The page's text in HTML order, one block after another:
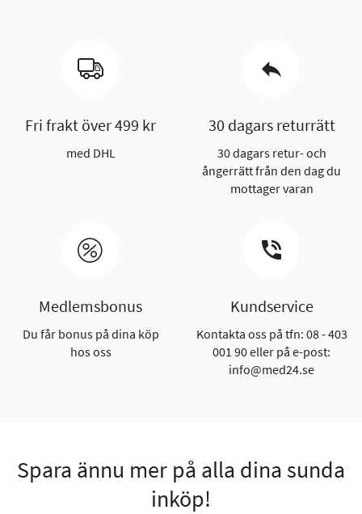
Fri frakt över 499 kr
med DHL
30 dagars returrätt
30 dagars retur- och
ångerrätt från den dag du
mottager varan
Medlemsbonus
Du får bonus på dina köp
hos oss
Kundservice
Kontakta oss på tfn: 08 - 403
001 90 eller på e-post:
info@med24.se
Spara ännu mer på alla dina sunda
inköp!